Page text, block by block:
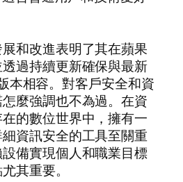
和改進表明了其在蘋果
過持續更新確保與最新
本相容。對客戶安全和資
麼強調也不為過。在資
的數位世界中，擁有一
資訊安全的工具至關重
備實現個人和職業目標
其重要。